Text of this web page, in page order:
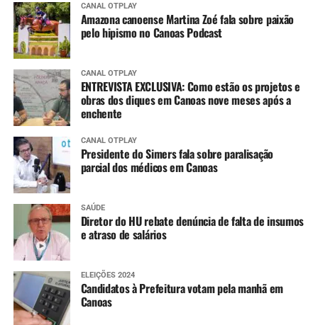
CANAL OTPLAY
Amazona canoense Martina Zoé fala sobre paixão
pelo hipismo no Canoas Podcast
CANAL OTPLAY
ENTREVISTA EXCLUSIVA: Como estão os projetos e
obras dos diques em Canoas nove meses após a
enchente
CANAL OTPLAY
Presidente do Simers fala sobre paralisação
parcial dos médicos em Canoas
SAÚDE
Diretor do HU rebate denúncia de falta de insumos
e atraso de salários
ELEIÇÕES 2024
Candidatos à Prefeitura votam pela manhã em
Canoas